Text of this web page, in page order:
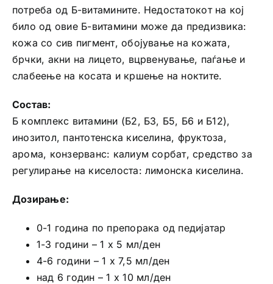
потреба од Б-витамините. Недостатокот на кој
било од овие Б-витамини може да предизвика:
кожа со сив пигмент, обојување на кожата,
брчки, акни на лицето, вцрвенување, паѓање и
слабеење на косата и кршење на ноктите.
Состав:
Б комплекс витамини (Б2, Б3, Б5, Б6 и Б12),
инозитол, пантотенска киселина, фруктоза,
арома, конзерванс: калиум сорбат, средство за
регулирање на киселоста: лимонска киселина.
Дозирање:
0-1 година по препорака од педијатар
1-3 години – 1 x 5 мл/ден
4-6 години – 1 x 7,5 мл/ден
над 6 годин – 1 x 10 мл/ден